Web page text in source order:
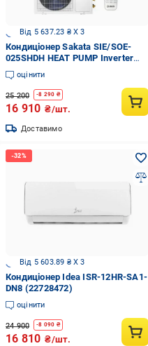
Від 5 637.23 ₴ X 3
Кондиціонер Sakata SIE/SOE-
025SHDH HEAT PUMP Inverter
(до -25°C) Wi-fi Ready
оцінити
25 200 -8 290 ₴
16 910 ₴/шт.
Доставимо
Від 5 603.89 ₴ X 3
Кондиціонер Idea ISR-12HR-SA1-
DN8 (22728472)
оцінити
24 900 -8 090 ₴
16 810 ₴/шт.